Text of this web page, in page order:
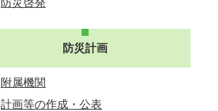
防災計画
附属機関
計画等の作成・公表